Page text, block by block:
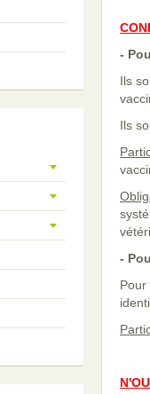
-
Ils
Ils
-